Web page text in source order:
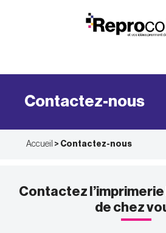
Contactez-nous
Accueil > Contactez-nous
Contactez
de chez